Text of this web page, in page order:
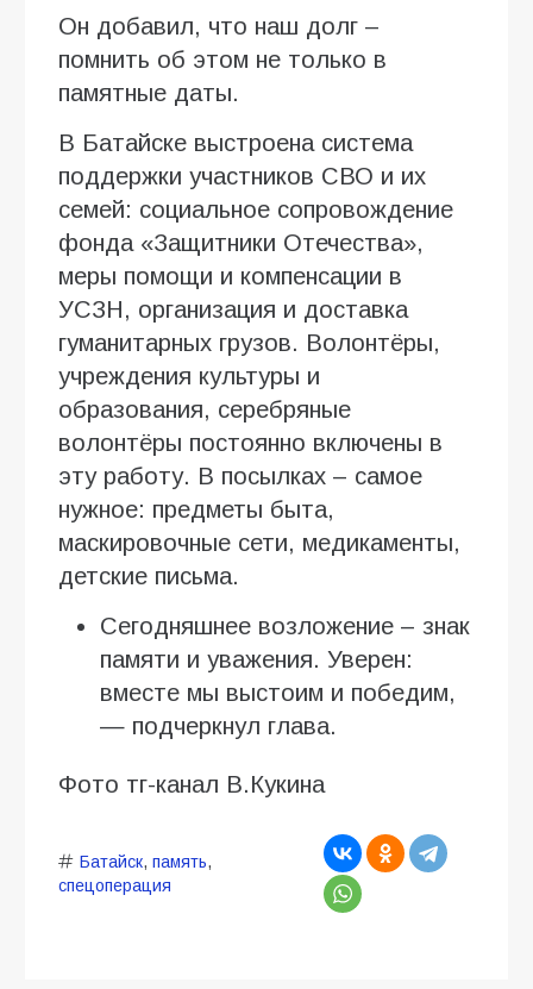
Он добавил, что наш долг –
помнить об этом не только в
памятные даты.
В Батайске выстроена система
поддержки участников СВО и их
семей: социальное сопровождение
фонда «Защитники Отечества»,
меры помощи и компенсации в
УСЗН, организация и доставка
гуманитарных грузов. Волонтёры,
учреждения культуры и
образования, серебряные
волонтёры постоянно включены в
эту работу. В посылках – самое
нужное: предметы быта,
маскировочные сети, медикаменты,
детские письма.
Сегодняшнее возложение – знак
памяти и уважения. Уверен:
вместе мы выстоим и победим,
— подчеркнул глава.
Фото тг-канал В.Кукина
Батайск, память,
спецоперация